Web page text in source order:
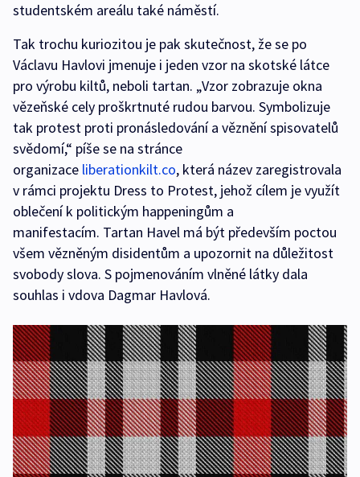
studentském areálu také náměstí.
Tak trochu kuriozitou je pak skutečnost, že se po
Václavu Havlovi jmenuje i jeden vzor na skotské látce
pro výrobu kiltů, neboli tartan. „Vzor zobrazuje okna
vězeňské cely proškrtnuté rudou barvou. Symbolizuje
tak protest proti pronásledování a věznění spisovatelů
svědomí,“ píše se na stránce
organizace liberationkilt.co, která název zaregistrovala
v rámci projektu Dress to Protest, jehož cílem je využít
oblečení k politickým happeningům a
manifestacím. Tartan Havel má být především poctou
všem vězněným disidentům a upozornit na důležitost
svobody slova. S pojmenováním vlněné látky dala
souhlas i vdova Dagmar Havlová.